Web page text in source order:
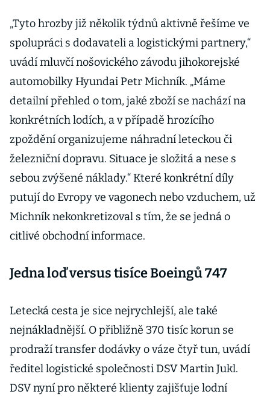
„Tyto hrozby již několik týdnů aktivně řešíme ve
spolupráci s dodavateli a logistickými partnery,“
uvádí mluvčí nošovického závodu jihokorejské
automobilky Hyundai Petr Michník. „Máme
detailní přehled o tom, jaké zboží se nachází na
konkrétních lodích, a v případě hrozícího
zpoždění organizujeme náhradní leteckou či
železniční dopravu. Situace je složitá a nese s
sebou zvýšené náklady.“ Které konkrétní díly
putují do Evropy ve vagonech nebo vzduchem, už
Michník nekonkretizoval s tím, že se jedná o
citlivé obchodní informace.
Jedna loď versus tisíce Boeingů 747
Letecká cesta je sice nejrychlejší, ale také
nejnákladnější. O přibližně 370 tisíc korun se
prodraží transfer dodávky o váze čtyř tun, uvádí
ředitel logistické společnosti DSV Martin Jukl.
DSV nyní pro některé klienty zajišťuje lodní